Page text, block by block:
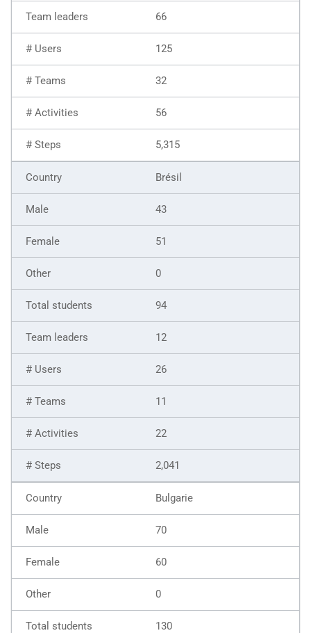
66
125
32
56
5,315
Brésil
43
51
0
94
12
26
11
22
2,041
Bulgarie
70
60
0
130